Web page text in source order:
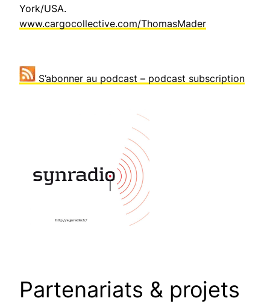
York/USA.
www.cargocollective.com/ThomasMader
S’abonner au podcast – podcast subscription
Partenariats & projets